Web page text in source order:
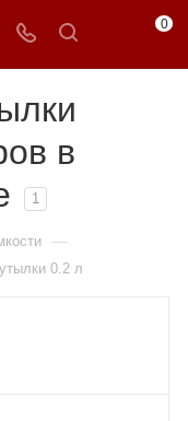
0
в
1
—
0.2 л